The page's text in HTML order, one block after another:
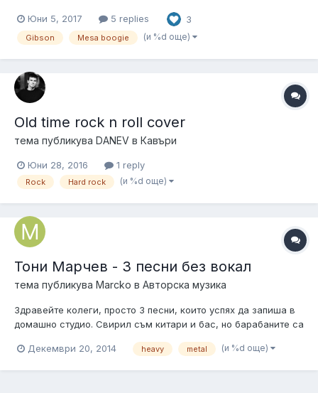
или друго природно бедствие .. :Д
Юни 5, 2017 5 replies 3
Gibson Mesa boogie (и %d още)
Old time rock n roll cover
тема публикува DANEV в Кавъри
Юни 28, 2016 1 reply
Rock Hard rock (и %d още)
Тони Марчев - 3 песни без вокал
тема публикува Marcko в Авторска музика
Здравейте колеги, просто 3 песни, които успях да запиша в
домашно студио. Свирил съм китари и бас, но барабаните са
момента да запише вокали, а и текстовете не бяха готови,
Декември 20, 2014 heavy metal (и %d още)